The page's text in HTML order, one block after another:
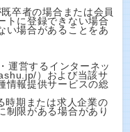
卒者の場合または会員
トに登録できない場合
い場合があることをあ
運営するインターネッ
）および当該サ
情報提供サービスの総
時期または求人企業の
制限がある場合があり